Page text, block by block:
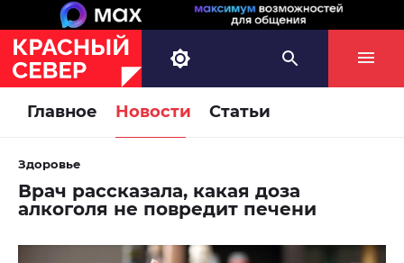
Главное Новости Статьи
Здоровье
Врач рассказала, какая доза
алкоголя не повредит печени